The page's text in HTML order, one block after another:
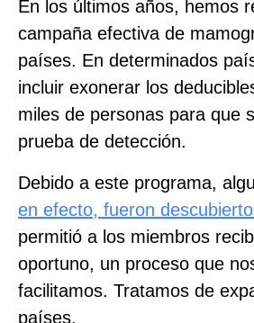
En los últimos años, hemos
campaña efectiva de
países. En determinados
incluir exonerar los
miles de personas para que
prueba de detección.
Debido a este programa,
en efecto, fueron
permitió a los miembros
oportuno, un proceso que
facilitamos. Tratamos de
países.